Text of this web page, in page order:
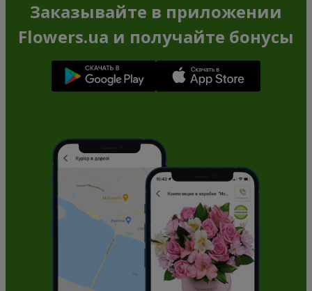
Заказывайте в приложении
Flowers.ua и получайте бонусы